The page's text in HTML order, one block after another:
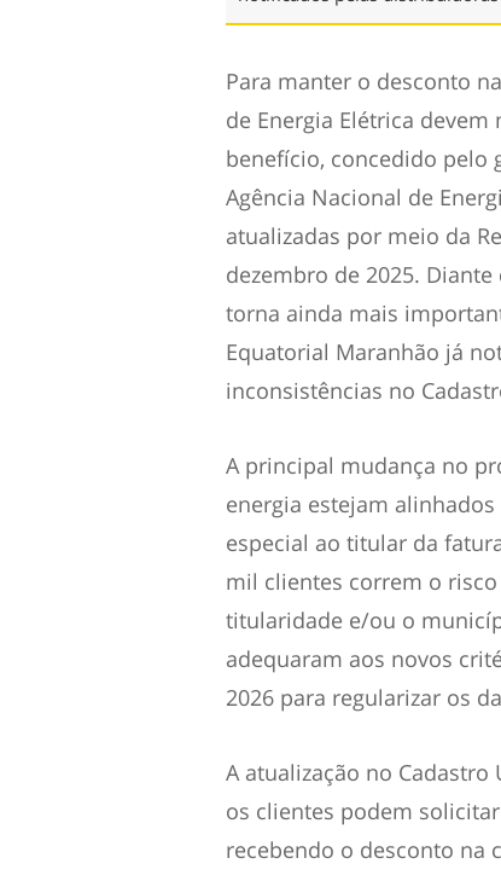
Para manter o desconto
de Energia Elétrica
benefício, concedido pelo
Agência Nacional de
atualizadas por meio da
dezembro de 2025.
torna ainda mais
Equatorial Maranhão já
inconsistências no
A principal mudança no
energia estejam
especial ao titular da
mil clientes correm o
titularidade e/ou o
adequaram aos novos
2026 para regularizar os
A atualização no
os clientes podem
recebendo o desconto na